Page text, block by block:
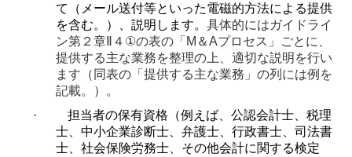
て（メール送付等といった電磁的方法による提供
を含む。）、説明します。具体的にはガイドライ
ン第２章
４ ①の表の「 M ＆Aプロセス」ごとに、
提供する主な業務を整理の上、適切な説明を行い
ます（同表の「提供する主な業務」の列には例を
記載。）。
·
担当者の保有資格（例えば、公認会計士、税理
士、中小企業診断士、弁護士、行政書士、司法書
士、社会保険労務士、その他会計に関する検定